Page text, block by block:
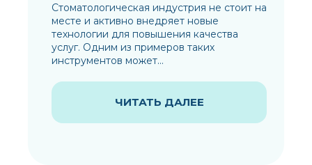
Стоматологическая индустрия не стоит на
месте и активно внедряет новые
технологии для повышения качества
услуг. Одним из примеров таких
инструментов может...
ЧИТАТЬ ДАЛЕЕ